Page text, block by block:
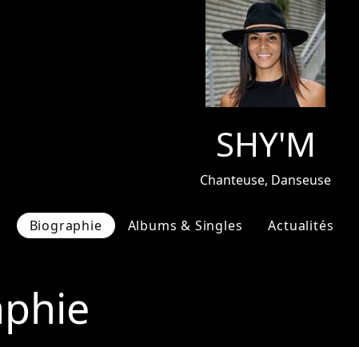
SHY'M
Chanteuse, Danseuse
Biographie Albums & Singles Actualités